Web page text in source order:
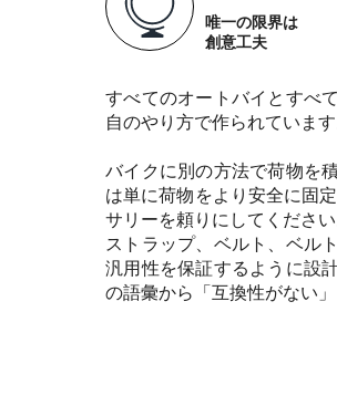
唯一の限界は
創意工夫
すべてのオートバイとすべ
自のやり方で作られています
バイクに別の方法で荷物を
は単に荷物をより安全に固
サリーを頼りにしてください
ストラップ、ベルト、ベル
汎用性を保証するように設
の語彙から「互換性がない